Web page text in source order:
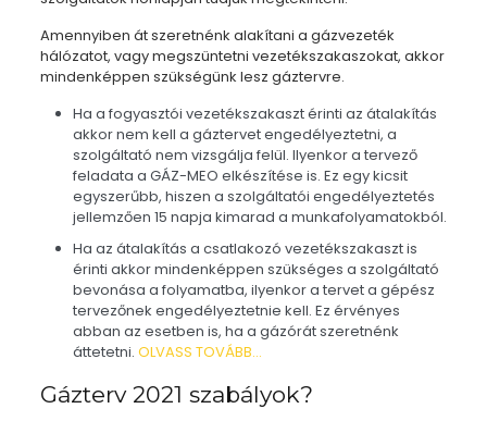
Amennyiben át szeretnénk alakítani a gázvezeték
hálózatot, vagy megszüntetni vezetékszakaszokat, akkor
mindenképpen szükségünk lesz gáztervre.
Ha a fogyasztói vezetékszakaszt érinti az átalakítás
akkor nem kell a gáztervet engedélyeztetni, a
szolgáltató nem vizsgálja felül. Ilyenkor a tervező
feladata a GÁZ-MEO elkészítése is. Ez egy kicsit
egyszerűbb, hiszen a szolgáltatói engedélyeztetés
jellemzően 15 napja kimarad a munkafolyamatokból.
Ha az átalakítás a csatlakozó vezetékszakaszt is
érinti akkor mindenképpen szükséges a szolgáltató
bevonása a folyamatba, ilyenkor a tervet a gépész
tervezőnek engedélyeztetnie kell. Ez érvényes
abban az esetben is, ha a gázórát szeretnénk
áttetetni. OLVASS TOVÁBB…
Gázterv 2021 szabályok?